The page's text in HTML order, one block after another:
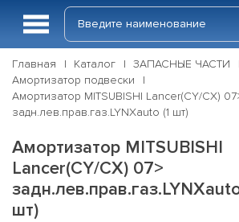
Главная Каталог ЗАПАСНЫЕ ЧАСТИ
Амортизатор подвески
Амортизатор MITSUBISHI Lancer(CY/CX)
задн.лев.прав.газ.LYNXauto (1 шт)
Амортизатор MITSUBISHI
Lancer(CY/CX) 07>
шт)